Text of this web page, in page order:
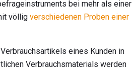
bei mehr als einer
völlig verschiedenen Proben einer
eines Kunden in
Verbrauchsmaterials werden